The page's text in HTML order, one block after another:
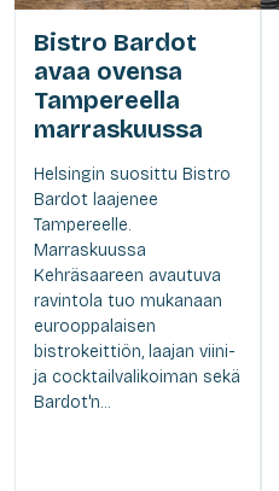
Bistro Bardot
avaa ovensa
Tampereella
marraskuussa
Helsingin suosittu Bistro
Bardot laajenee
Tampereelle.
Marraskuussa
Kehräsaareen avautuva
ravintola tuo mukanaan
eurooppalaisen
bistrokeittiön, laajan viini-
ja cocktailvalikoiman sekä
Bardot'n...